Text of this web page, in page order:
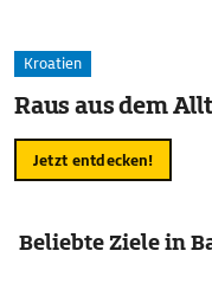
Kroatien
Raus aus dem
Jetzt entdecken!
Beliebte Ziele in